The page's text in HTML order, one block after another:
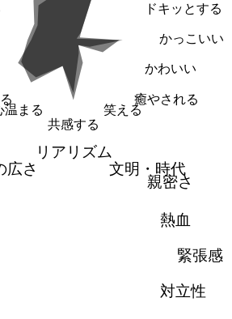
ドキッとする
かっこいい
かわいい
癒やされる
笑える
共感する
温まる
リアリズム
文明・時代
親密さ
熱血
緊張感
対立性
広さ